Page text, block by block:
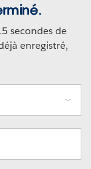
secondes de
enregistré,